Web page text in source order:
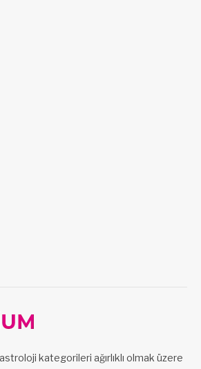
astroloji kategorileri ağırlıklı olmak üzere